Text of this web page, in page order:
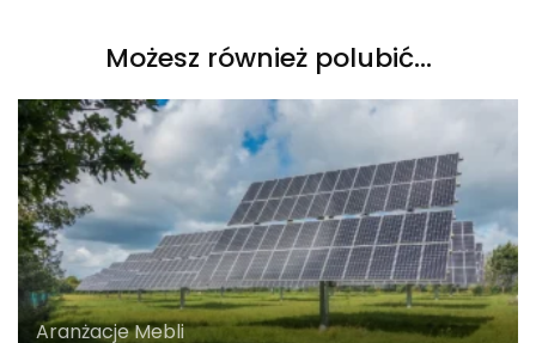
Możesz również polubić…
Aranżacje Mebli